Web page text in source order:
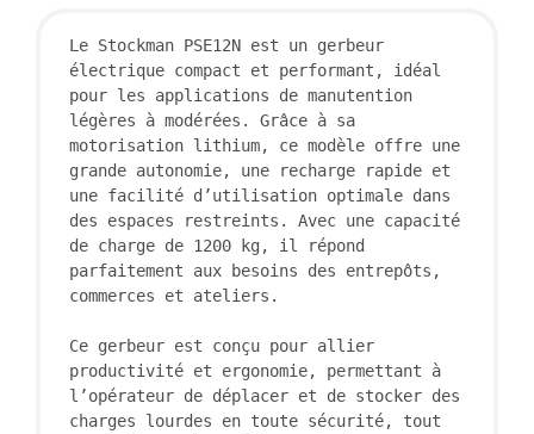
Le Stockman PSE12N est un gerbeur
électrique compact et performant, idéal
pour les applications de manutention
légères à modérées. Grâce à sa
motorisation lithium, ce modèle offre une
grande autonomie, une recharge rapide et
une facilité d’utilisation optimale dans
des espaces restreints. Avec une capacité
de charge de 1200 kg, il répond
parfaitement aux besoins des entrepôts,
commerces et ateliers.
Ce gerbeur est conçu pour allier
productivité et ergonomie, permettant à
l’opérateur de déplacer et de stocker des
charges lourdes en toute sécurité, tout